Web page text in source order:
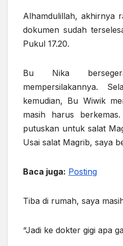
Alhamdulillah, akhirnya
dokumen sudah
Pukul 17.20.
Bu Nika
mempersilakannya.
kemudian, Bu Wiwik
masih harus
putuskan untuk salat
Usai salat Magrib, saya
Baca juga: Posting
Tiba di rumah, saya
“Jadi ke dokter gigi apa